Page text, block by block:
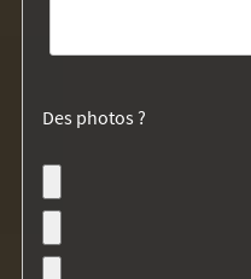
Des photos ?